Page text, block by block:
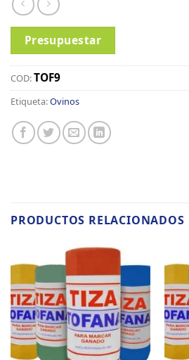
Presupuestar
COD:TOF9
Etiqueta:Ovinos
PRODUCTOS RELACIONADOS